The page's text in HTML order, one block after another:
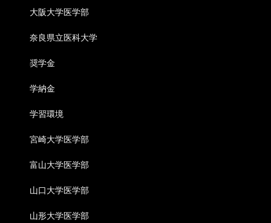
大阪大学医学部
奈良県立医科大学
奨学金
学納金
学習環境
宮崎大学医学部
富山大学医学部
山口大学医学部
山形大学医学部